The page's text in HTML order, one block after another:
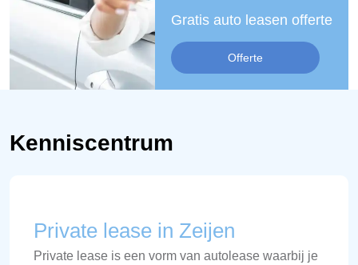
Gratis auto leasen offerte
Offerte
Kenniscentrum
Private lease in Zeijen
Private lease is een vorm van autolease waarbij je